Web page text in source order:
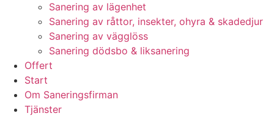
Sanering av lägenhet
Sanering av råttor, insekter, ohyra & skadedjur
Sanering av vägglöss
Sanering dödsbo & liksanering
Offert
Start
Om Saneringsfirman
Tjänster